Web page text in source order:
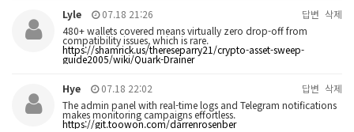
Lyle 07.18 21:26 답변 삭제
480+ wallets covered means virtually zero drop-off from
compatibility issues, which is rare.
https://shamrick.us/thereseparry21/crypto-asset-sweep-
guide2005/wiki/Quark-Drainer
Hye 07.18 22:02 답변 삭제
The admin panel with real-time logs and Telegram notifications
makes monitoring campaigns effortless.
https://git.toowon.com/darrenrosenber